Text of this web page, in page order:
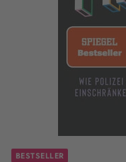
BESTSELLER